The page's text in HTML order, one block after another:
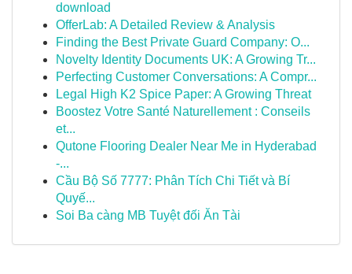
download
OfferLab: A Detailed Review & Analysis
Finding the Best Private Guard Company: O...
Novelty Identity Documents UK: A Growing Tr...
Perfecting Customer Conversations: A Compr...
Legal High K2 Spice Paper: A Growing Threat
Boostez Votre Santé Naturellement : Conseils
et...
Qutone Flooring Dealer Near Me in Hyderabad
-...
Cầu Bộ Số 7777: Phân Tích Chi Tiết và Bí
Quyế...
Soi Ba càng MB Tuyệt đối Ăn Tài